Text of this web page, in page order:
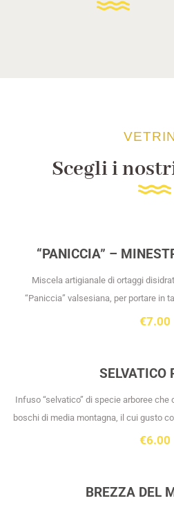
Scegli i
“PANICCIA” –
Miscela artigianale di ortaggi
“Paniccia” valsesiana, per portare in
cucina di
€7.00
SELVATICO
Infuso “selvatico” di specie arboree
boschi di media montagna, il cui gusto
consiglia un
€6.00
BREZZA DEL